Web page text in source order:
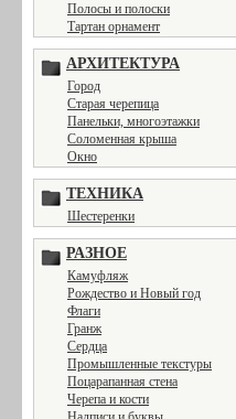
Полосы и полоски
Тартан орнамент
АРХИТЕКТУРА
Город
Старая черепица
Панельки, многоэтажки
Соломенная крыша
Окно
ТЕХНИКА
Шестеренки
РАЗНОЕ
Камуфляж
Рождество и Новый год
Флаги
Гранж
Сердца
Промышленные текстуры
Поцарапанная стена
Черепа и кости